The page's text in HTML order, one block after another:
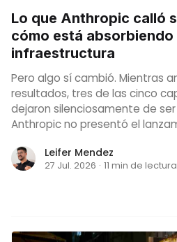
Lo que Anthropic calló
cómo está
infraestructura
Pero algo sí cambió. Mientras
resultados, tres de las cinco
dejaron silenciosamente de
Anthropic no presentó el
Leifer Mendez
27 Jul. 2026 · 11 min de lectura